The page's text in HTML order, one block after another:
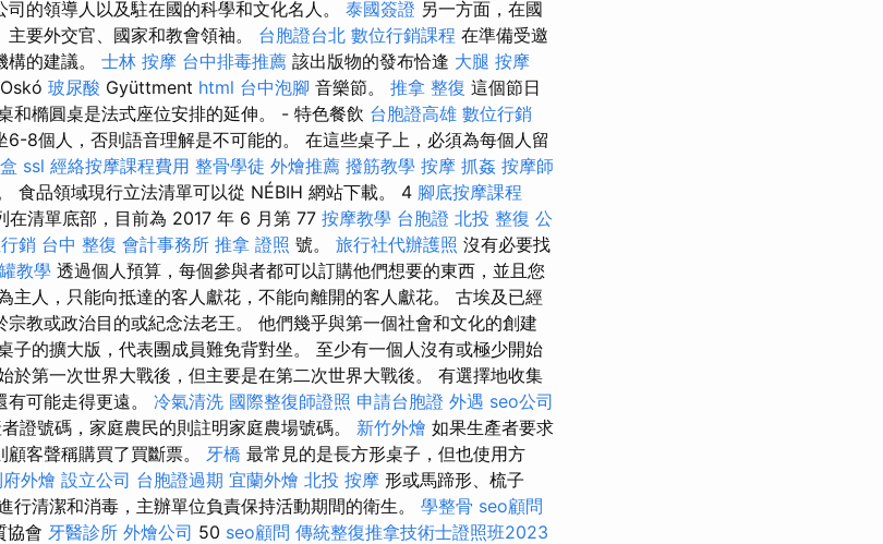
的領導人以及駐在國的科學和文化名人。 泰國簽證 另一方面，在國
要外交官、國家和教會領袖。 台胞證台北 數位行銷課程 在準備受邀
的建議。 士林 按摩 台中排毒推薦 該出版物的發布恰逢 大腿 按摩
玻尿酸 Gyüttment html 台中泡腳 音樂節。 推拿 整復 這個節日
和橢圓桌是法式座位安排的延伸。 - 特色餐飲 台胞證高雄 數位行銷
8個人，否則語音理解是不可能的。 在這些桌子上，必須為每個人留
ssl 經絡按摩課程費用 整骨學徒 外燴推薦 撥筋教學 按摩 抓姦 按摩師
食品領域現行立法清單可以從 NÉBIH 網站下載。 4 腳底按摩課程
在清單底部，目前為 2017 年 6 月第 77 按摩教學 台胞證 北投 整復 公
銷 台中 整復 會計事務所 推拿 證照 號。 旅行社代辦護照 沒有必要找
教學 透過個人預算，每個參與者都可以訂購他們想要的東西，並且您
主人，只能向抵達的客人獻花，不能向離開的客人獻花。 古埃及已經
教或政治目的或紀念法老王。 他們幾乎與第一個社會和文化的創建
子的擴大版，代表團成員難免背對坐。 至少有一個人沒有或極少開始
於第一次世界大戰後，但主要是在第二次世界大戰後。 有選擇地收集
可能走得更遠。 冷氣清洗 國際整復師證照 申請台胞證 外遇 seo公司
證號碼，家庭農民的則註明家庭農場號碼。 新竹外燴 如果生產者要求
客聲稱購買了買斷票。
牙橋 最常見的是長方形桌子，但也使用方
外燴 設立公司 台胞證過期 宜蘭外燴 北投 按摩 形或馬蹄形、梳子
行清潔和消毒，主辦單位負責保持活動期間的衛生。 學整骨 seo顧問
協會 牙醫診所 外燴公司 50 seo顧問 傳統整復推拿技術士證照班2023